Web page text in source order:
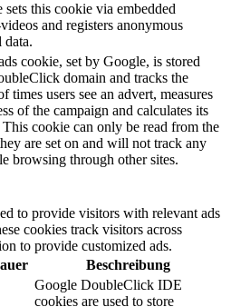
sets this cookie via embedded
and registers anonymous
data.
cookie, set by Google, is stored
domain and tracks the
times users see an advert, measures
of the campaign and calculates its
This cookie can only be read from the
are set on and will not track any
browsing through other sites.
to provide visitors with relevant ads
cookies track visitors across
to provide customized ads.
Beschreibung
Google DoubleClick IDE
cookies are used to store